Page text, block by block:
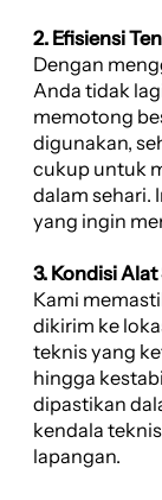
2. Efisiensi
Dengan
Anda tidak
memotong
digunakan,
cukup untuk
dalam sehari.
yang ingin
3. Kondisi
Kami
dikirim ke
teknis yang
hingga
dipastikan
kendala
lapangan.